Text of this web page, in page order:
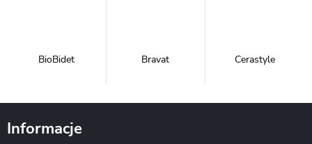
BioBidet Bravat Cerastyle
Informacje